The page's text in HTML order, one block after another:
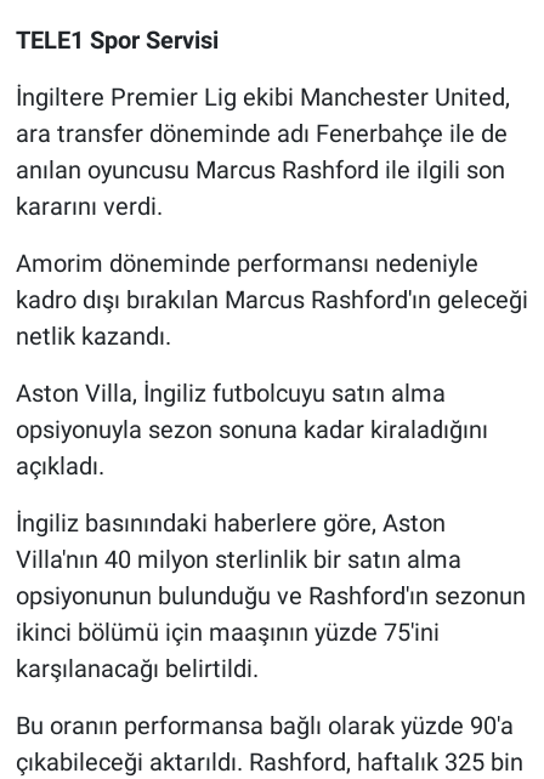
TELE1 Spor Servisi
İngiltere Premier Lig ekibi Manchester United,
ara transfer döneminde adı Fenerbahçe ile de
anılan oyuncusu Marcus Rashford ile ilgili son
kararını verdi.
Amorim döneminde performansı nedeniyle
kadro dışı bırakılan Marcus Rashford'ın geleceği
netlik kazandı.
Aston Villa, İngiliz futbolcuyu satın alma
opsiyonuyla sezon sonuna kadar kiraladığını
açıkladı.
İngiliz basınındaki haberlere göre, Aston
Villa'nın 40 milyon sterlinlik bir satın alma
opsiyonunun bulunduğu ve Rashford'ın sezonun
ikinci bölümü için maaşının yüzde 75'ini
karşılanacağı belirtildi.
Bu oranın performansa bağlı olarak yüzde 90'a
çıkabileceği aktarıldı. Rashford, haftalık 325 bin
Gündem Özel
Günün görüntüsü
Haber
Kimdir
Kültür Sanat
Nedir
Popüler
Programlar
Sağlık